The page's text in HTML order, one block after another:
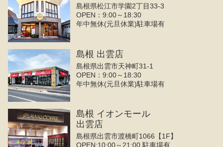
島根県松江市学園2丁目33-3
OPEN：9:00～18:30
年中無休(元旦休業)駐車場有
島根 出雲店
島根県出雲市天神町31-1
OPEN：9:00～18:30
年中無休(元旦休業)駐車場有
島根 イオンモール
出雲店
島根県出雲市渡橋町1066【1F】
OPEN:10:00～21:00 駐車場有